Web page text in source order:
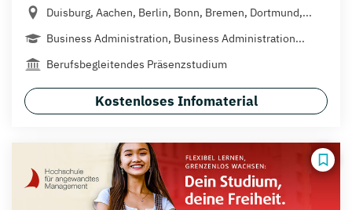
Duisburg, Aachen, Berlin, Bonn, Bremen, Dortmund,...
Business Administration, Business Administration...
Berufsbegleitendes Präsenzstudium
Kostenloses Infomaterial